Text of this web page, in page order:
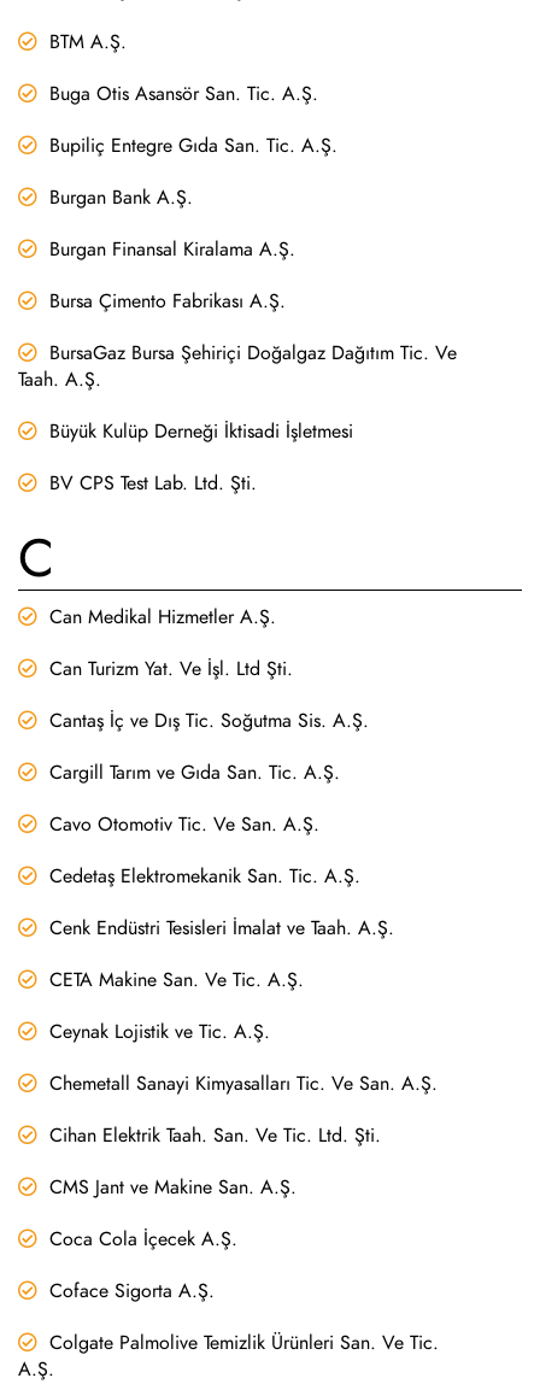
BTM A.Ş.
Buga Otis Asansör San. Tic. A.Ş.
Bupiliç Entegre Gıda San. Tic. A.Ş.
Burgan Bank A.Ş.
Burgan Finansal Kiralama A.Ş.
Bursa Çimento Fabrikası A.Ş.
BursaGaz Bursa Şehiriçi Doğalgaz Dağıtım Tic. Ve
Taah. A.Ş.
Büyük Kulüp Derneği İktisadi İşletmesi
BV CPS Test Lab. Ltd. Şti.
C
Can Medikal Hizmetler A.Ş.
Can Turizm Yat. Ve İşl. Ltd Şti.
Cantaş İç ve Dış Tic. Soğutma Sis. A.Ş.
Cargill Tarım ve Gıda San. Tic. A.Ş.
Cavo Otomotiv Tic. Ve San. A.Ş.
Cedetaş Elektromekanik San. Tic. A.Ş.
Cenk Endüstri Tesisleri İmalat ve Taah. A.Ş.
CETA Makine San. Ve Tic. A.Ş.
Ceynak Lojistik ve Tic. A.Ş.
Chemetall Sanayi Kimyasalları Tic. Ve San. A.Ş.
Cihan Elektrik Taah. San. Ve Tic. Ltd. Şti.
CMS Jant ve Makine San. A.Ş.
Coca Cola İçecek A.Ş.
Coface Sigorta A.Ş.
Colgate Palmolive Temizlik Ürünleri San. Ve Tic.
A.Ş.